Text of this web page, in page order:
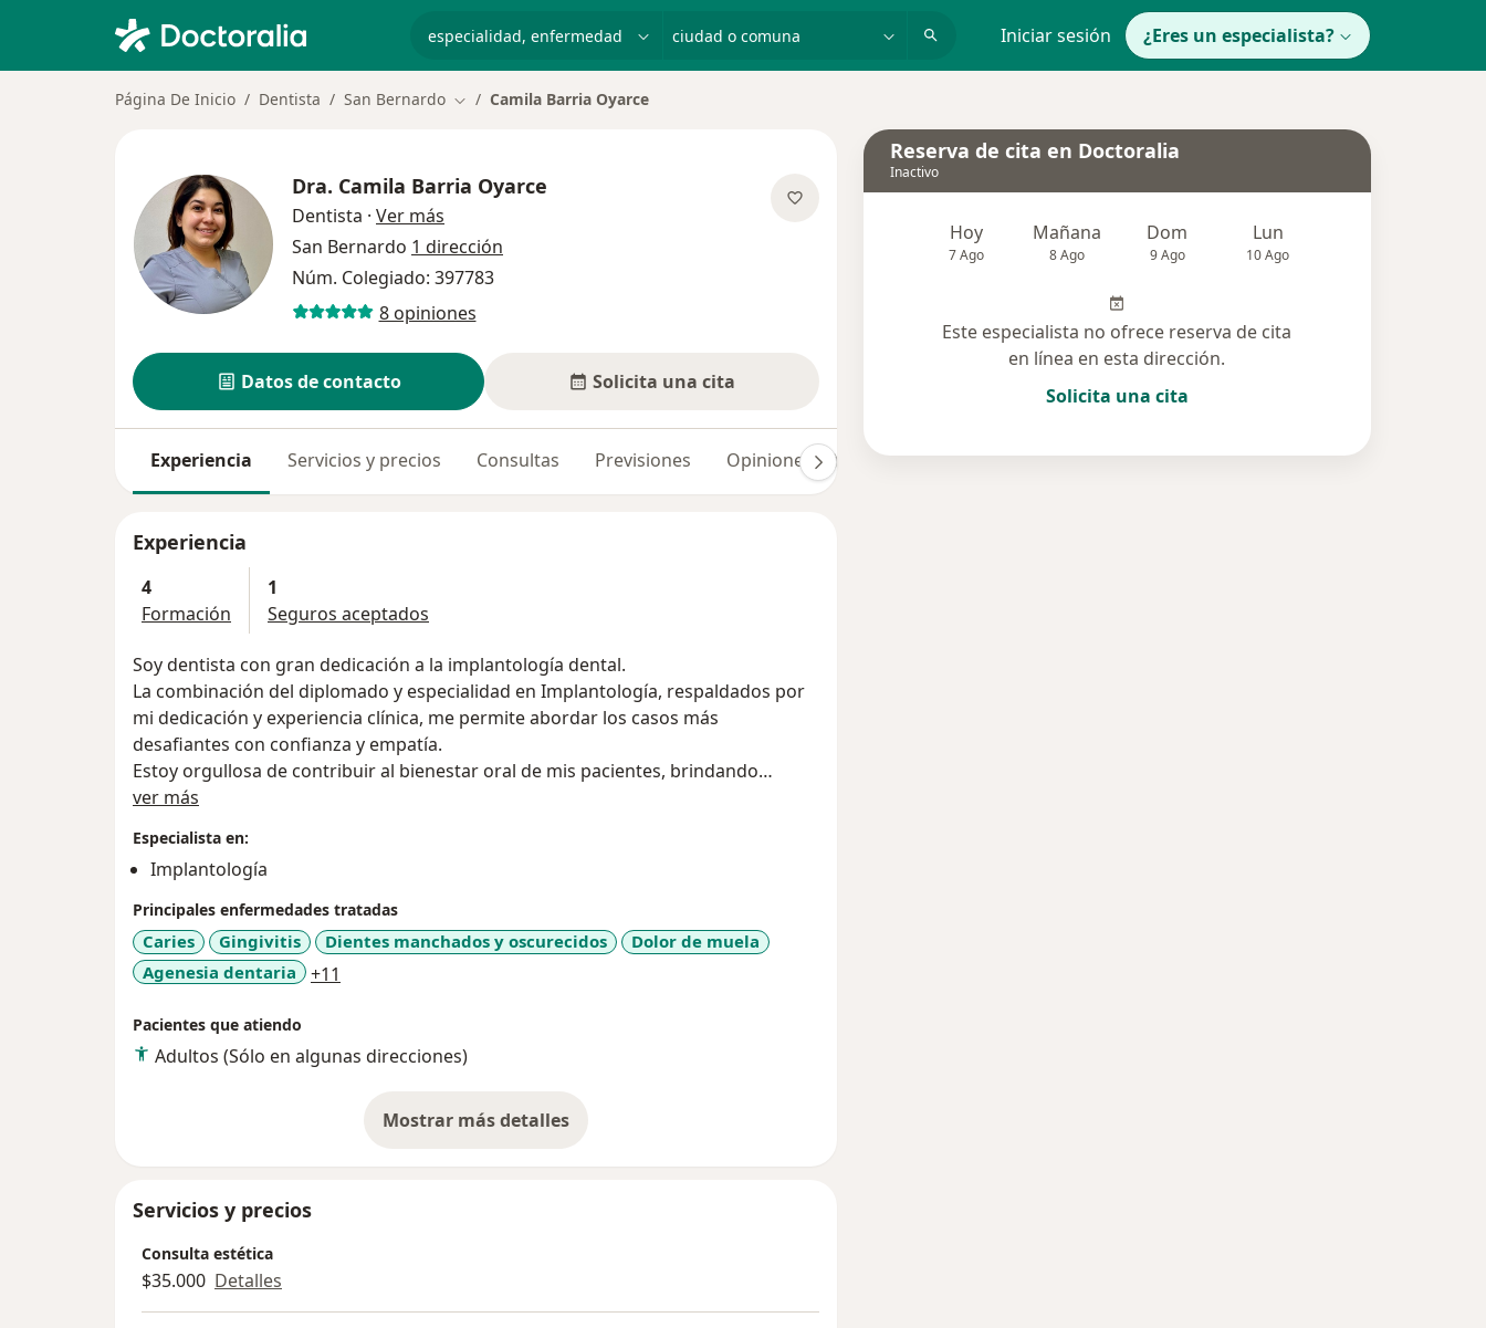
Iniciar sesión ¿Eres un especialista?
Página De Inicio Dentista San Bernardo Cambiar de ciudad
Camila Barria Oyarce
Dra. Camila Barria Oyarce
Dentista · Ver más
San Bernardo 1 dirección
Núm. Colegiado: 397783
8 opiniones
Datos de contacto Solicita una cita
Experiencia Servicios y precios Consultas Previsiones Opiniones (8) Dudas solucionadas (2)
Experiencia
4
Formación
1
Seguros aceptados
Soy dentista con gran dedicación a la implantología dental.
La combinación del diplomado y especialidad en Implantología, respaldados por
mi dedicación y experiencia clínica, me permite abordar los casos más
desafiantes con confianza y empatía.
Estoy orgullosa de contribuir al bienestar oral de mis pacientes, brindando
soluciones que no solo restauran sonrisas, sino que también mejoran la calidad
ver más
Especialista en:
Implantología
Principales enfermedades tratadas
Caries Gingivitis Dientes manchados y oscurecidos
Dolor de muela
Agenesia dentaria
+11
Pacientes que atiendo
Adultos (Sólo en algunas direcciones)
Mostrar más detalles
sobre la experiencia
Servicios y precios
Consulta estética
$35.000 Detalles
Reserva de cita en Doctoralia
Inactivo
Hoy
7 Ago
Mañana
8 Ago
Dom
9 Ago
Lun
10 Ago
Este especialista no ofrece reserva de cita
en línea en esta dirección.
Solicita una cita